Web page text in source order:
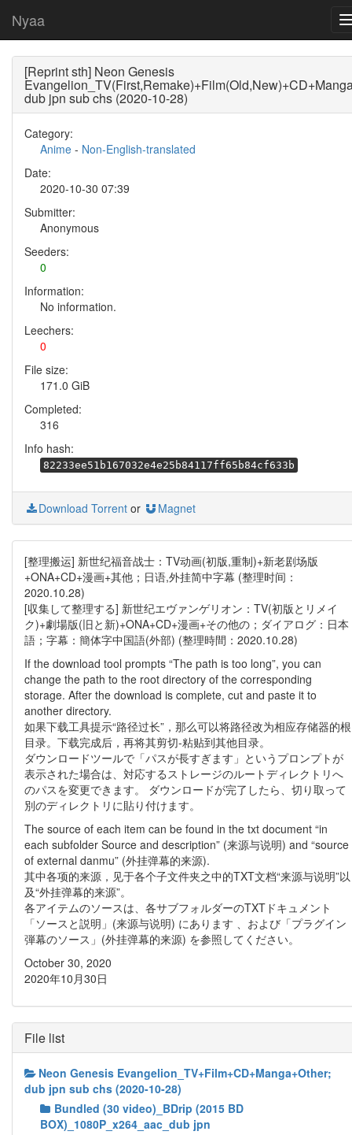
Nyaa
[Reprint sth] Neon Genesis
dub jpn sub chs (2020-10-28)
Category:
Anime - Non-English-translated
Date:
2020-10-30 07:39
Submitter:
Anonymous
Seeders:
0
Information:
No information.
Leechers:
0
File size:
171.0 GiB
Completed:
316
Info hash:
82233ee51b167032e4e25b84117ff65b84cf633b
Download Torrent or Magnet
[整理搬运] 新世纪福音战士：TV动画(初版,重制)+新老剧场版
+ONA+CD+漫画+其他；日语,外挂简中字幕 (整理时间：
2020.10.28)
[収集して整理する] 新世纪エヴァンゲリオン：TV(初版とリメイ
ク)+劇場版(旧と新)+ONA+CD+漫画+その他の；ダイアログ：日本
語；字幕：簡体字中国語(外部) (整理時間：2020.10.28)
If the download tool prompts “The path is too long”, you can
change the path to the root directory of the corresponding
storage. After the download is complete, cut and paste it to
another directory.
如果下载工具提示“路径过长”，那么可以将路径改为相应存储器的根
目录。下载完成后，再将其剪切-粘贴到其他目录。
ダウンロードツールで「パスが長すぎます」というプロンプトが
表示された場合は、対応するストレージのルートディレクトリへ
のパスを変更できます。 ダウンロードが完了したら、切り取って
別のディレクトリに貼り付けます。
The source of each item can be found in the txt document “in
each subfolder Source and description” (来源与说明) and “source
of external danmu” (外挂弹幕的来源).​
其中各项的来源，见于各个子文件夹之中的TXT文档“来源与说明”以
及“外挂弹幕的来源”。
各アイテムのソースは、各サブフォルダーのTXTドキュメント
「ソースと説明」(来源与说明) にあります 、および「プラグイン
弾幕のソース」(外挂弹幕的来源) を参照してください。
October 30, 2020
2020年10月30日
File list
Neon Genesis Evangelion_TV+Film+CD+Manga+Other;
dub jpn sub chs (2020-10-28)
Bundled (30 video)_BDrip (2015 BD
BOX)_1080P_x264_aac_dub jpn